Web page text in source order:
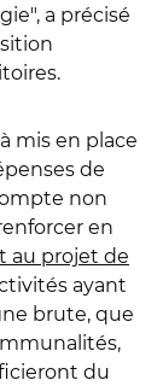
a précisé
mis en place
de
non
en
au projet de
ayant
brute, que
du